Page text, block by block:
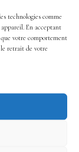
technologies comme
En acceptant
votre comportement
retrait de votre
dans ma